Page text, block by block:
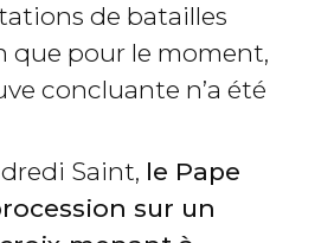
de batailles
que pour le moment,
concluante n’a été
Saint, le Pape
sur un